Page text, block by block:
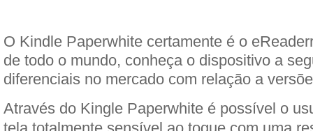
O Kindle Paperwhite certamente é o
de todo o mundo, conheça o dispositivo a
diferenciais no mercado com relação a
Através do Kingle Paperwhite é possível o